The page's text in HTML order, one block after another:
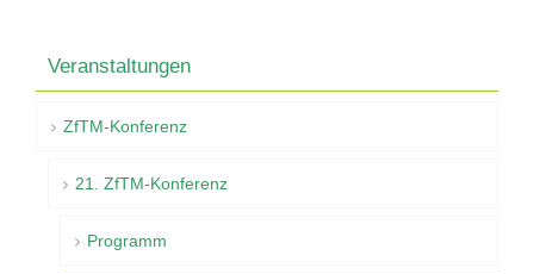
Veranstaltungen
ZfTM-Konferenz
21. ZfTM-Konferenz
Programm